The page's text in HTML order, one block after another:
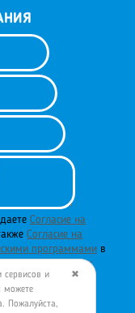
Согласие на
Согласие на
программамив
персональных
✖
сервисов и
можете
Пожалуйста,